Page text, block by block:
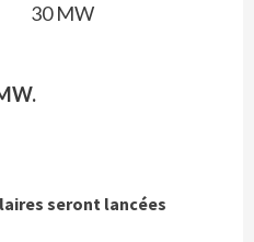
30 MW
seront lancées